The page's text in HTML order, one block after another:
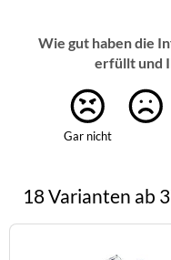
Wie gut haben die
erfüllt und
Gar nicht
18 Varianten ab